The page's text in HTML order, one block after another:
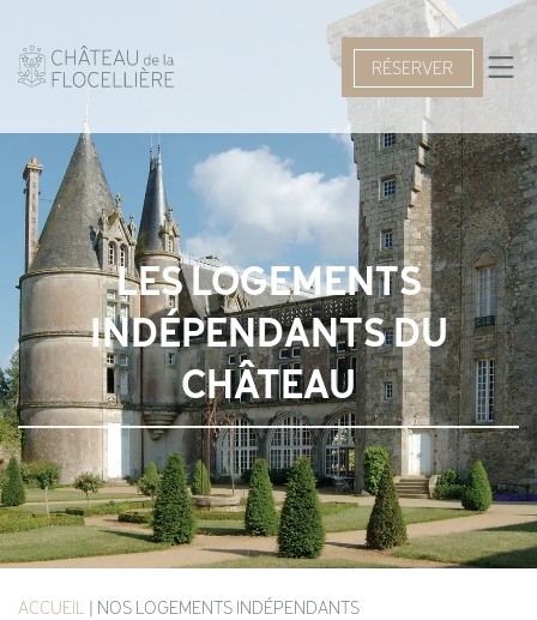
RÉSERVER
LES LOGEMENTS
INDÉPENDANTS DU
CHÂTEAU
ACCUEIL | NOS LOGEMENTS INDÉPENDANTS